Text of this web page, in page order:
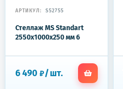
АРТИКУЛ: S52755
Стеллаж MS Standart
2550x1000x250 мм 6
6 490 ₽/шт.